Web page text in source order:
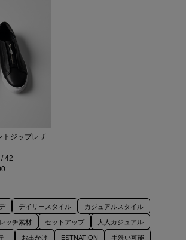
トジップレザ
42
デイリースタイル カジュアルスタイル
ッチ素材 セットアップ 大人カジュアル
お出かけ ESTNATION 手洗い可能